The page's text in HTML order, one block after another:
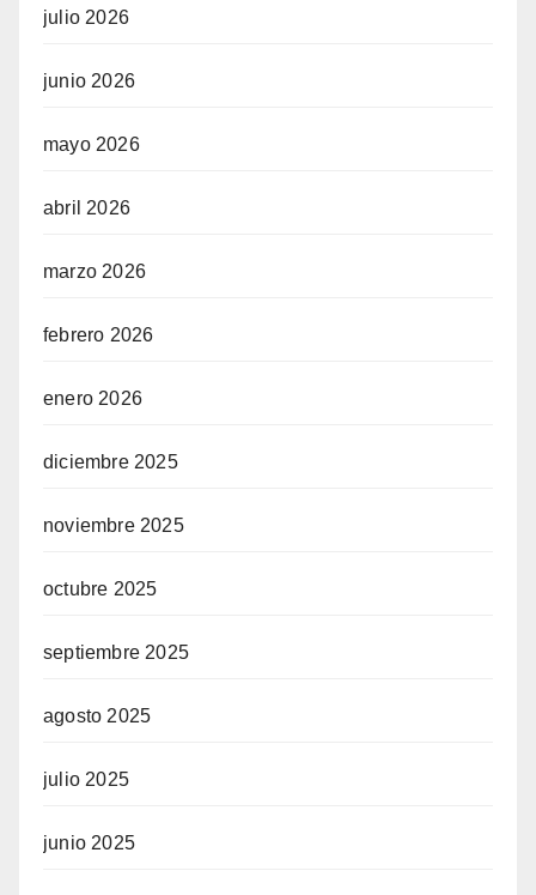
julio 2026
junio 2026
mayo 2026
abril 2026
marzo 2026
febrero 2026
enero 2026
diciembre 2025
noviembre 2025
octubre 2025
septiembre 2025
agosto 2025
julio 2025
junio 2025